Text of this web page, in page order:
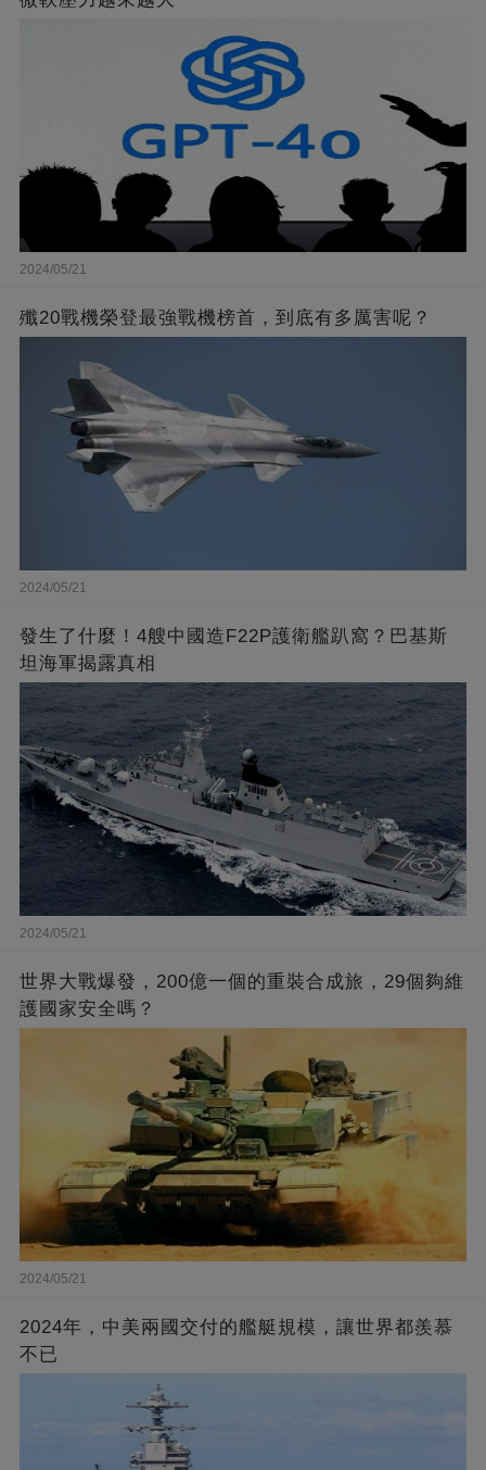
2024/05/21
殲20戰機榮登最強戰機榜首，到底有多厲害呢？
2024/05/21
發生了什麼！4艘中國造F22P護衛艦趴窩？巴基斯
坦海軍揭露真相
2024/05/21
世界大戰爆發，200億一個的重裝合成旅，29個夠維
護國家安全嗎？
2024/05/21
2024年，中美兩國交付的艦艇規模，讓世界都羨慕
不已